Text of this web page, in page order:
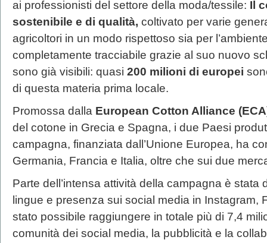
ai professionisti del settore della moda/tessile: Il
sostenibile e di qualità, coltivato per varie
agricoltori in un modo rispettoso sia per
completamente tracciabile grazie al suo nuovo
sono già visibili: quasi 200 milioni di europei
di questa materia prima locale.
Promossa dalla European Cotton Alliance
del cotone in Grecia e Spagna, i due Paesi
campagna, finanziata dall’Unione Europea, ha
Germania, Francia e Italia, oltre che sui due
Parte dell’intensa attività della campagna è stata
lingue e presenza sui social media in Instagram,
stato possibile raggiungere in totale più di 7,4
comunità dei social media, la pubblicità e la